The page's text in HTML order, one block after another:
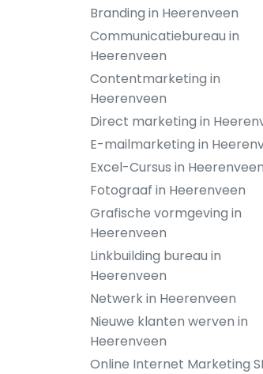
Branding in Heerenveen
Communicatiebureau in
Heerenveen
Contentmarketing in
Heerenveen
Direct marketing in
E-mailmarketing in
Excel-Cursus in Heerenveen
Fotograaf in Heerenveen
Grafische vormgeving in
Heerenveen
Linkbuilding bureau in
Heerenveen
Netwerk in Heerenveen
Nieuwe klanten werven in
Heerenveen
Online Internet Marketing